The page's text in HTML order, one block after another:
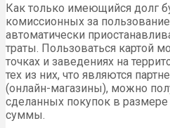
Как только имеющийся долг
комиссионных за
автоматически
траты. Пользоваться картой
точках и заведениях на
тех из них, что являются
(онлайн-магазины), можно
сделанных покупок в размере
суммы.